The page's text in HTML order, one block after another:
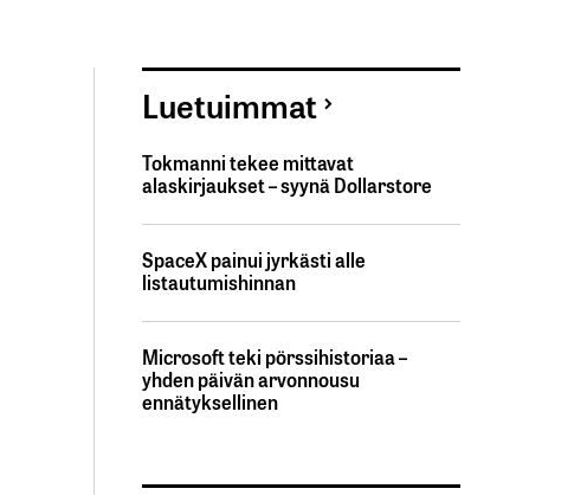
Luetuimmat
Tokmanni tekee mittavat
alaskirjaukset – syynä Dollarstore
SpaceX painui jyrkästi alle
listautumishinnan
Microsoft teki pörssihistoriaa –
yhden päivän arvonnousu
ennätyksellinen